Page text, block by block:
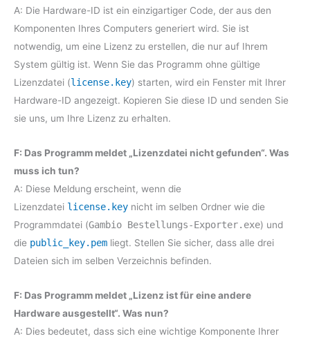
A: Die Hardware-ID ist ein einzigartiger Code, der aus den
Komponenten Ihres Computers generiert wird. Sie ist
notwendig, um eine Lizenz zu erstellen, die nur auf Ihrem
System gültig ist. Wenn Sie das Programm ohne gültige
Lizenzdatei (license.key) starten, wird ein Fenster mit Ihrer
Hardware-ID angezeigt. Kopieren Sie diese ID und senden Sie
sie uns, um Ihre Lizenz zu erhalten.
F: Das Programm meldet „Lizenzdatei nicht gefunden“. Was
muss ich tun?
A: Diese Meldung erscheint, wenn die
Lizenzdatei license.key nicht im selben Ordner wie die
Programmdatei (Gambio Bestellungs-Exporter.exe) und
die public_key.pem liegt. Stellen Sie sicher, dass alle drei
Dateien sich im selben Verzeichnis befinden.
F: Das Programm meldet „Lizenz ist für eine andere
Hardware ausgestellt“. Was nun?
A: Dies bedeutet, dass sich eine wichtige Komponente Ihrer